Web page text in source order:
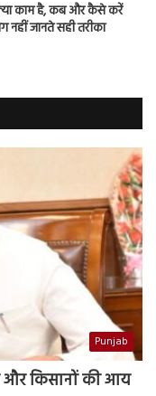
काम है, कब और कैसे करें
नहीं जानते सही तरीका
Punjab
और किसानों की आय